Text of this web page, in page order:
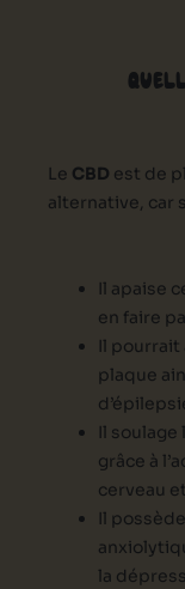
Le CBD est de
alternative, car
Il apaise
en faire
Il pourrait
plaque
Il
grâce à
cerveau
Il
la